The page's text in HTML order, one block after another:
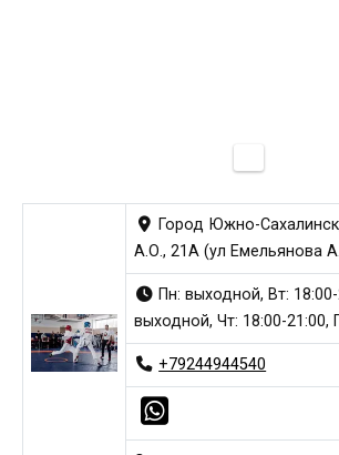
Город Южно-
А.О., 21А (ул Емельянова
Пн: выходной, Вт:
выходной, Чт: 18:00-21:00,
+79244944540